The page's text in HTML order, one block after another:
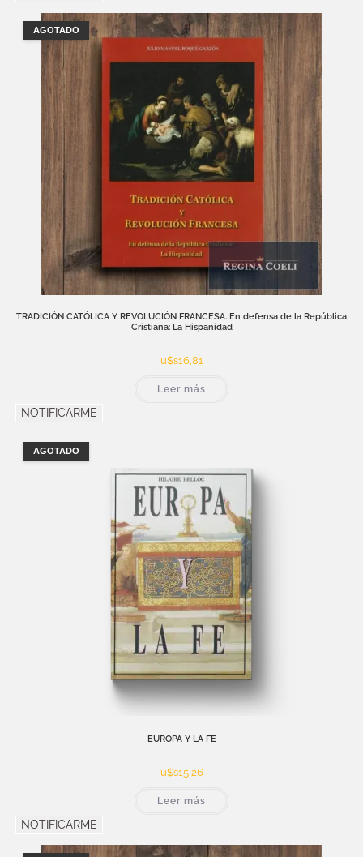
AGOTADO
TRADICIÓN CATÓLICA Y REVOLUCIÓN FRANCESA. En defensa de la República
Cristiana: La Hispanidad
u$s16,81
Leer más
NOTIFICARME
AGOTADO
EUROPA Y LA FE
u$s15,26
Leer más
NOTIFICARME